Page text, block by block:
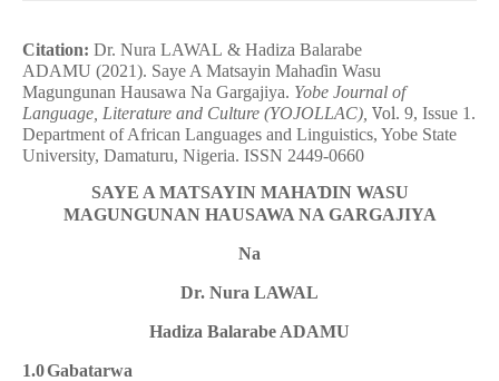
Citation: Dr. Nura LAWAL & Hadiza Balarabe
ADAMU (2021). Saye A Matsayin Mahaɗin Wasu
Magungunan Hausawa Na Gargajiya. Yobe Journal of
Language, Literature and Culture (YOJOLLAC), Vol. 9, Issue 1.
Department of African Languages and Linguistics, Yobe State
University, Damaturu, Nigeria. ISSN 2449-0660
SAYE A MATSAYIN MAHAƊIN WASU
MAGUNGUNAN HAUSAWA NA GARGAJIYA
Na
Dr. Nura LAWAL
Hadiza Balarabe ADAMU
1.0Gabatarwa